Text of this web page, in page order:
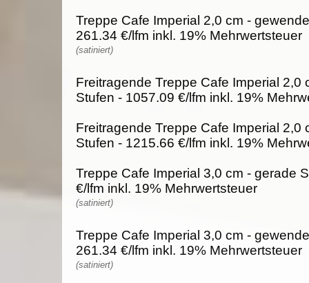
Treppe Cafe Imperial 2,0 cm -
261.34 €/lfm inkl. 19% Mehrwertsteuer
(satiniert)
Freitragende Treppe Cafe Imperial 2,0
Stufen - 1057.09 €/lfm inkl. 19%
Freitragende Treppe Cafe Imperial 2,0
Stufen - 1215.66 €/lfm inkl. 19%
Treppe Cafe Imperial 3,0 cm - gerade
€/lfm inkl. 19% Mehrwertsteuer
(satiniert)
Treppe Cafe Imperial 3,0 cm -
261.34 €/lfm inkl. 19% Mehrwertsteuer
(satiniert)